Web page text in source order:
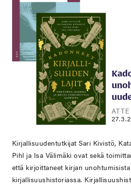
Kirjallisuudentutkijat Sari Kivistö,
Pihl ja Isa Välimäki ovat sekä
että kirjoittaneet kirjan
kirjallisuushistoriassa.